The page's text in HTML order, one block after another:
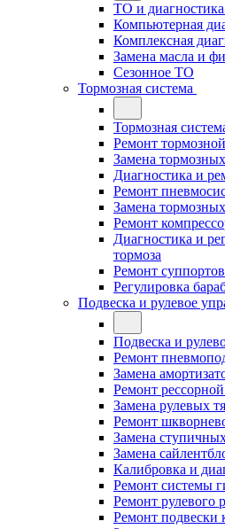
ТО и диагностика
Компьютерная
Комплексная
Замена масла и
Сезонное ТО
Тормозная система
Тормозная
Ремонт
Замена
Диагностика и
Ремонт
Замена
Ремонт
Диагностика и
тормоза
Ремонт суппортов
Регулировка
Подвеска и рулевое
Подвеска и
Ремонт
Замена
Ремонт
Замена рулевых
Ремонт
Замена
Замена
Калибровка и
Ремонт системы
Ремонт рулевого
Ремонт подвески